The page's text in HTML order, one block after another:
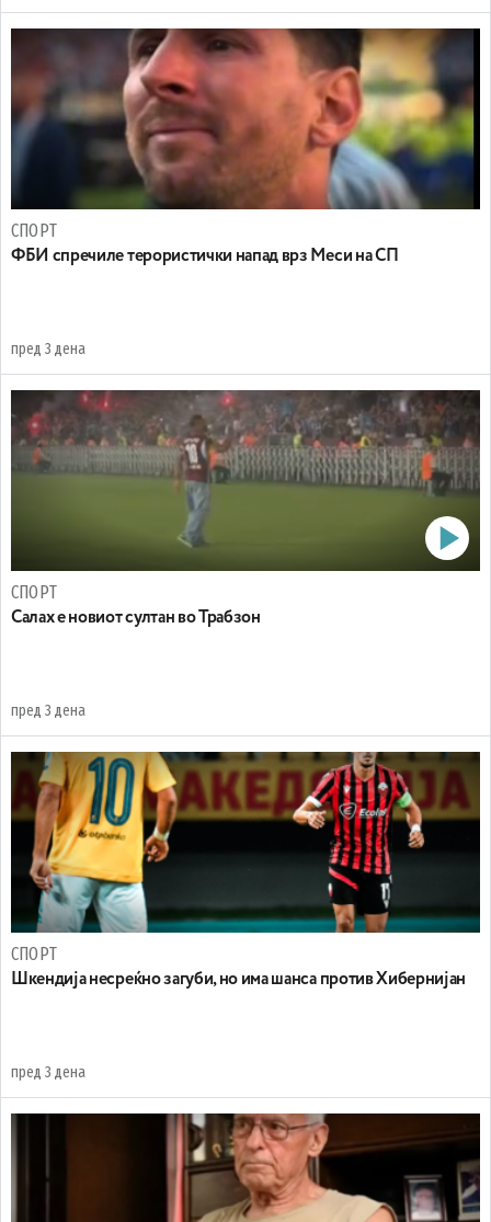
СПОРТ
ФБИ спречиле терористички напад врз Меси на СП
пред 3 дена
СПОРТ
Салах е новиот султан во Трабзон
пред 3 дена
СПОРТ
Шкендија несреќно загуби, но има шанса против Хибернијан
пред 3 дена